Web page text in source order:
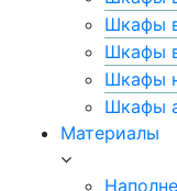
Шкафы
Шкафы
Шкафы
Шкафы
Материалы